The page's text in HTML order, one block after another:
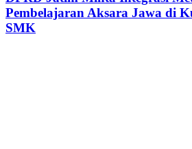
Pembelajaran Aksara Jawa di
SMK